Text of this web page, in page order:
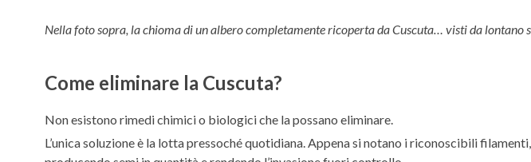
Nella foto sopra, la chioma di un albero completamente ricoperta da Cuscuta… visti da lontano
Come eliminare la Cuscuta?
Non esistono rimedi chimici o biologici che la possano eliminare.
L’unica soluzione è la lotta pressoché quotidiana. Appena si notano i riconoscibili